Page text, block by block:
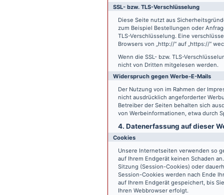
SSL- bzw. TLS-Verschlüsselung
Diese Seite nutzt aus
zum Beispiel Bestellungen oder
TLS-Verschlüsselung. Eine
Browsers von „http://“ auf „https://“
Wenn die SSL- bzw. TLS-
nicht von Dritten mitgelesen werden.
Widerspruch gegen Werbe-E-Mails
Der Nutzung von im Rahmen der
nicht ausdrücklich angeforderter
Betreiber der Seiten behalten sich
von Werbeinformationen, etwa durch
4. Datenerfassung auf dieser
Cookies
Unsere Internetseiten verwenden so
auf Ihrem Endgerät keinen Schaden
Sitzung (Session-Cookies) oder
Session-Cookies werden nach Ende
auf Ihrem Endgerät gespeichert, bis
Ihren Webbrowser erfolgt.